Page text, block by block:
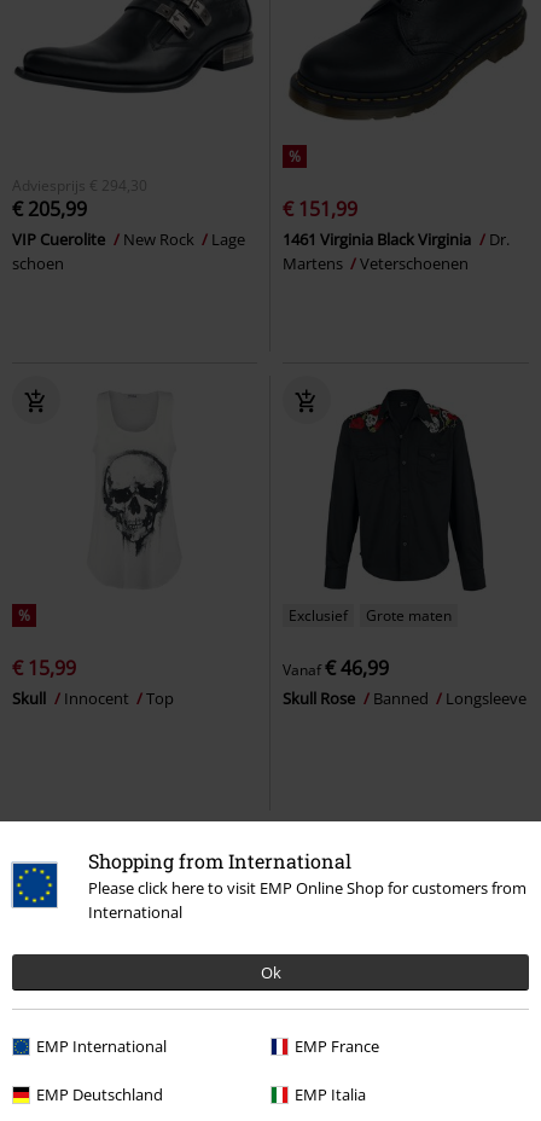
Shopping from International
Please click here to visit EMP Online Shop for customers from
International
Ok
EMP International EMP France
EMP Deutschland EMP Italia
Adviesprijs € 294,30
€ 205,99
VIP Cuerolite New Rock
Lage
schoen
%
€ 151,99
1461 Virginia Black Virginia
Dr.
Martens
Veterschoenen
%
€ 15,99
Skull Innocent Top
Exclusief Grote maten
Vanaf€ 46,99
Skull Rose Banned Longsleeve
Adviesprijs€ 74,50